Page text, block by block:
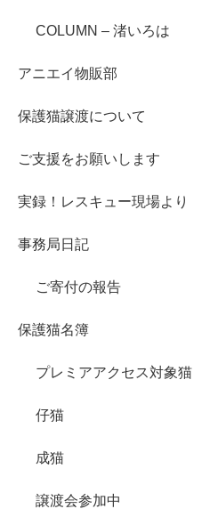
COLUMN – 渚いろは
アニエイ物販部
保護猫譲渡について
ご支援をお願いします
実録！レスキュー現場より
事務局日記
ご寄付の報告
保護猫名簿
プレミアアクセス対象猫
仔猫
成猫
譲渡会参加中